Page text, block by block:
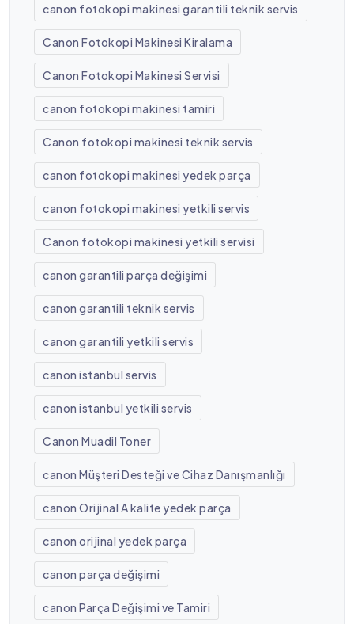
canon fotokopi makinesi garantili teknik servis
Canon Fotokopi Makinesi Kiralama
Canon Fotokopi Makinesi Servisi
canon fotokopi makinesi tamiri
Canon fotokopi makinesi teknik servis
canon fotokopi makinesi yedek parça
canon fotokopi makinesi yetkili servis
Canon fotokopi makinesi yetkili servisi
canon garantili parça değişimi
canon garantili teknik servis
canon garantili yetkili servis
canon istanbul servis
canon istanbul yetkili servis
Canon Muadil Toner
canon Müşteri Desteği ve Cihaz Danışmanlığı
canon Orijinal A kalite yedek parça
canon orijinal yedek parça
canon parça değişimi
canon Parça Değişimi ve Tamiri